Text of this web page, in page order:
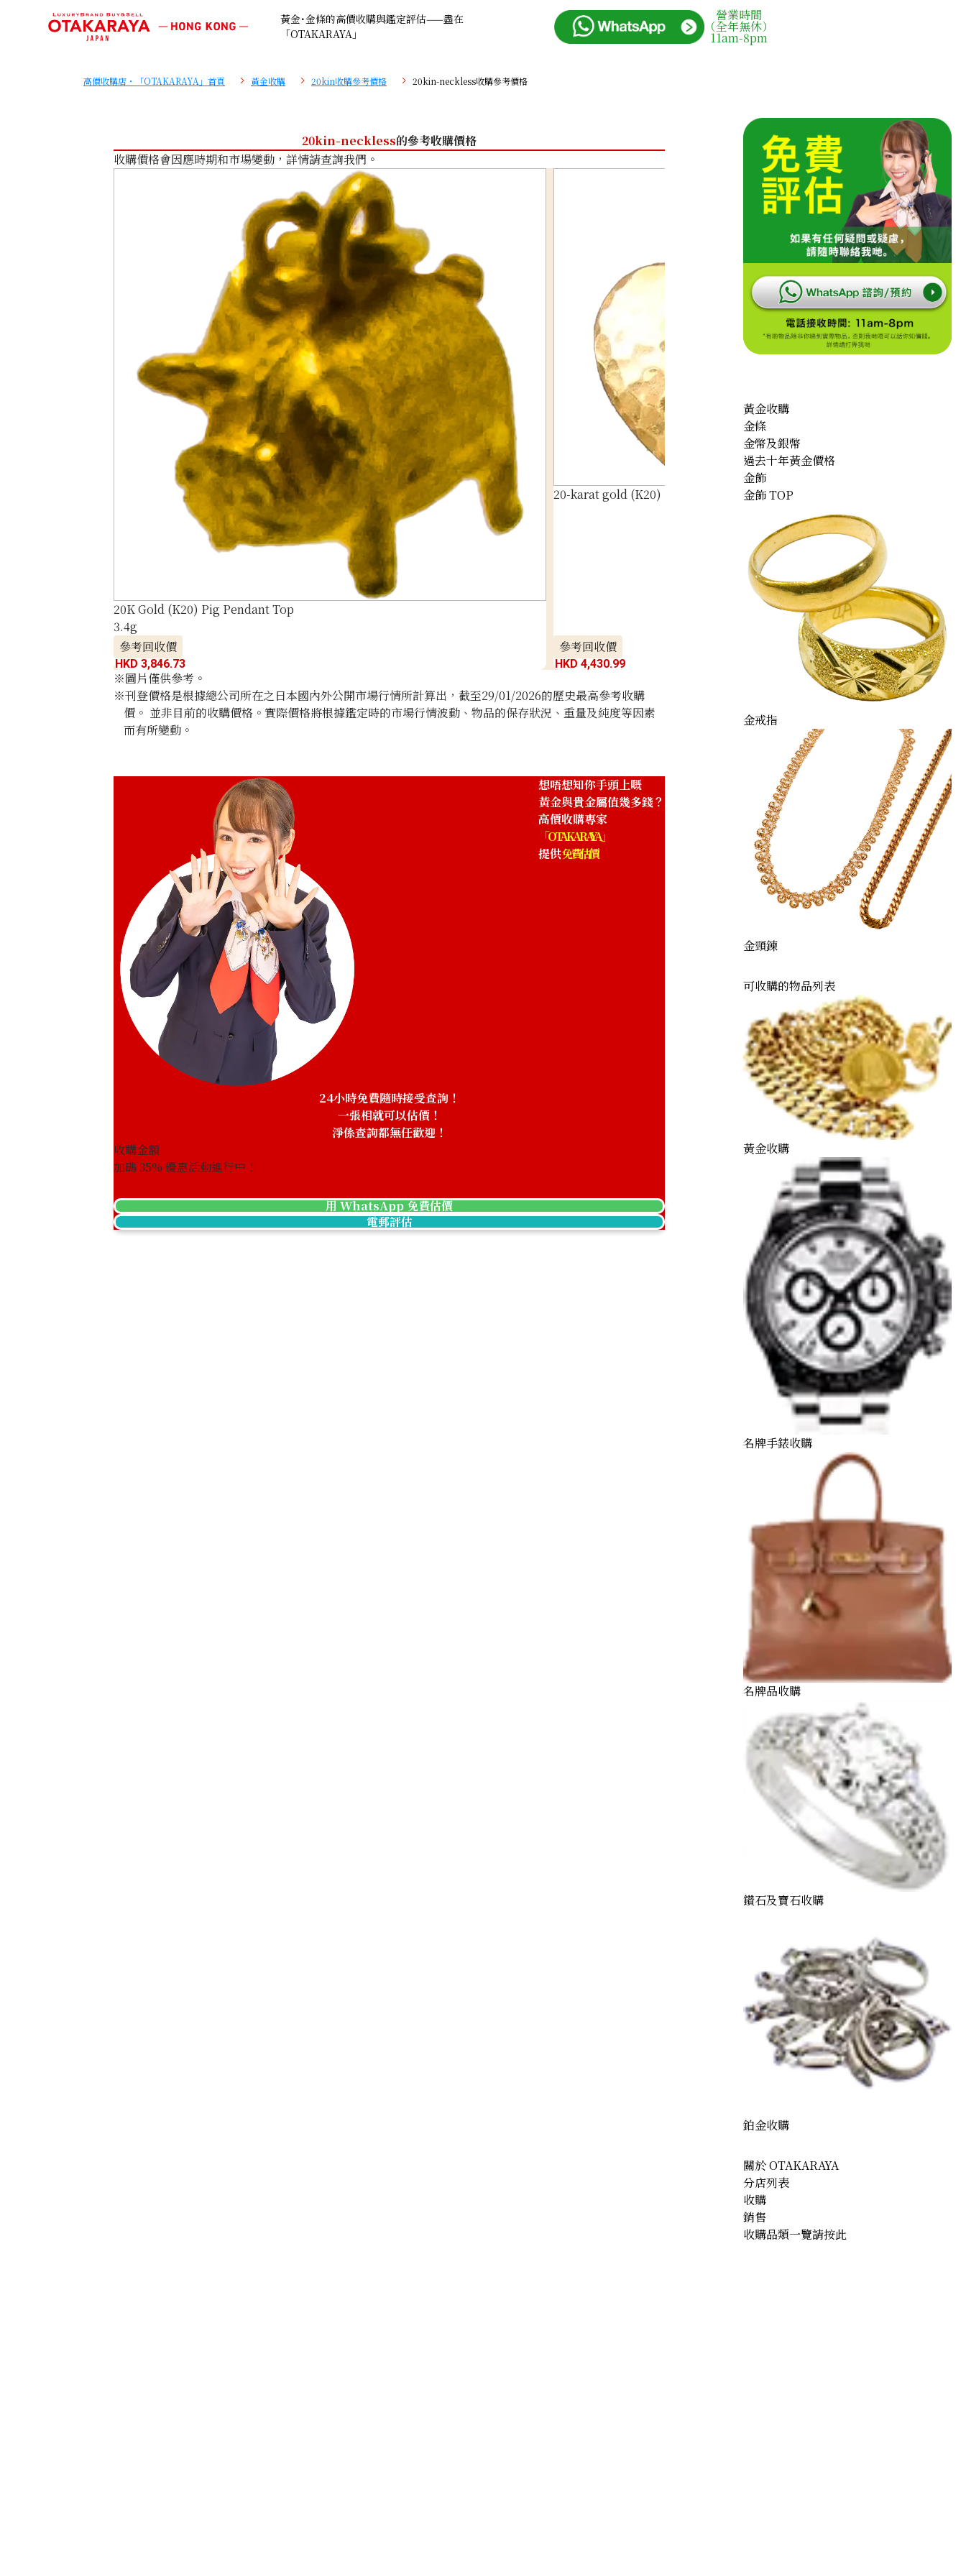
黃金･金條的高價收購與鑑定評估——盡在
「OTAKARAYA」
營業時間
（全年無休）
11am-8pm
高價收購店・「OTAKARAYA」首頁 黃金收購 20kin收購參考價格 20kin-neckless收購參考價格
20kin-neckless的參考收購價格
收購價格會因應時期和市場變動，詳情請查詢我們。
20K Gold (K20) Pig Pendant Top
3.4g
參考回收價
HKD 3,846.73
20-karat gold (K20) Heart Pendant Top
參考回收價
HKD 4,430.99
※圖片僅供參考。
※刊登價格是根據總公司所在之日本國內外公開市場行情所計算出，截至29/01/2026的歷史最高參考收購
價。 並非目前的收購價格。實際價格將根據鑑定時的市場行情波動、物品的保存狀況、重量及純度等因素
而有所變動。
想唔想知你手頭上嘅
黃金與貴金屬值幾多錢？
高價收購專家
「OTAKARAYA」
提供免費估價
24小時免費隨時接受查詢！
一張相就可以估價！
淨係查詢都無任歡迎！
收購金額
加碼35% 優惠活動進行中！
用 WhatsApp 免費估價
電郵評估
黃金收購
金條
金幣及銀幣
過去十年黃金價格
金飾
金飾 TOP
金戒指
金頸鍊
可收購的物品列表
黃金收購
名牌手錶收購
名牌品收購
鑽石及寶石收購
鉑金收購
關於 OTAKARAYA
分店列表
收購
銷售
收購品類一覽請按此